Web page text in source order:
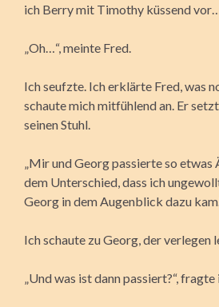
ich Berry mit Timothy küssend
„Oh…“, meinte Fred.
Ich seufzte. Ich erklärte Fred, was
schaute mich mitfühlend an. Er
seinen Stuhl.
„Mir und Georg passierte so etwas
dem Unterschied, dass ich
Georg in dem Augenblick dazu
Ich schaute zu Georg, der verlegen
„Und was ist dann passiert?“, fragte